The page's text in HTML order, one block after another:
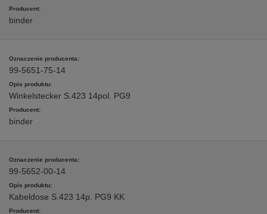
binder
99-5651-75-14
Winkelstecker S.423 14pol. PG9
binder
99-5652-00-14
Kabeldose S.423 14p. PG9 KK